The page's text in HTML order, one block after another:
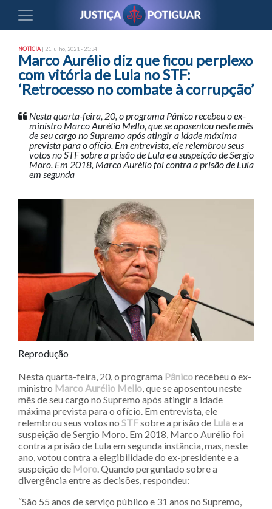
NOTÍCIA | 21 julho, 2021 - 21:34
Marco Aurélio diz que ficou perplexo
com vitória de Lula no STF:
‘Retrocesso no combate à corrupção’
Nesta quarta-feira, 20, o programa Pânico recebeu o ex-
ministro Marco Aurélio Mello, que se aposentou neste mês
de seu cargo no Supremo após atingir a idade máxima
prevista para o ofício. Em entrevista, ele relembrou seus
votos no STF sobre a prisão de Lula e a suspeição de Sergio
Moro. Em 2018, Marco Aurélio foi contra a prisão de Lula
em segunda
Reprodução
Nesta quarta-feira, 20, o programa Pânicorecebeu o ex-
ministro Marco Aurélio Mello , que se aposentou neste
mês de seu cargo no Supremo após atingir a idade
máxima prevista para o ofício. Em entrevista, ele
relembrou seus votos no STFsobre a prisão de Lulae a
suspeição de Sergio Moro. Em 2018, Marco Aurélio foi
contra a prisão de Lula em segunda instância, mas, neste
ano, votou contra a elegibilidade do ex-presidente e a
suspeição de Moro . Quando perguntado sobre a
divergência entre as decisões, respondeu:
“São 55 anos de serviço público e 31 anos no Supremo,